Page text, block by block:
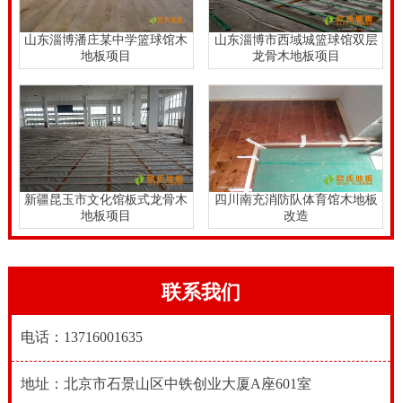
山东淄博潘庄某中学篮球馆木
地板项目
山东淄博市西域城篮球馆双层
龙骨木地板项目
新疆昆玉市文化馆板式龙骨木
地板项目
四川南充消防队体育馆木地板
改造
联系我们
电话：13716001635
地址：北京市石景山区中铁创业大厦A座601室